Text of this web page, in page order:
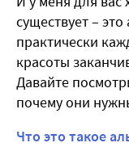
существует –
практически
красоты
Давайте
почему они
Что это такое